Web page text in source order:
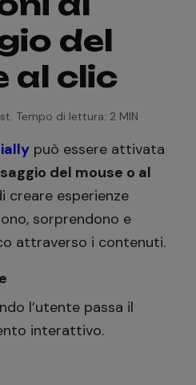
del
al clic
Tempo di lettura: 2 MIN
può essere attivata
del mouse o al
creare esperienze
sorprendono e
attraverso i contenuti.
l’utente passa il
interattivo.